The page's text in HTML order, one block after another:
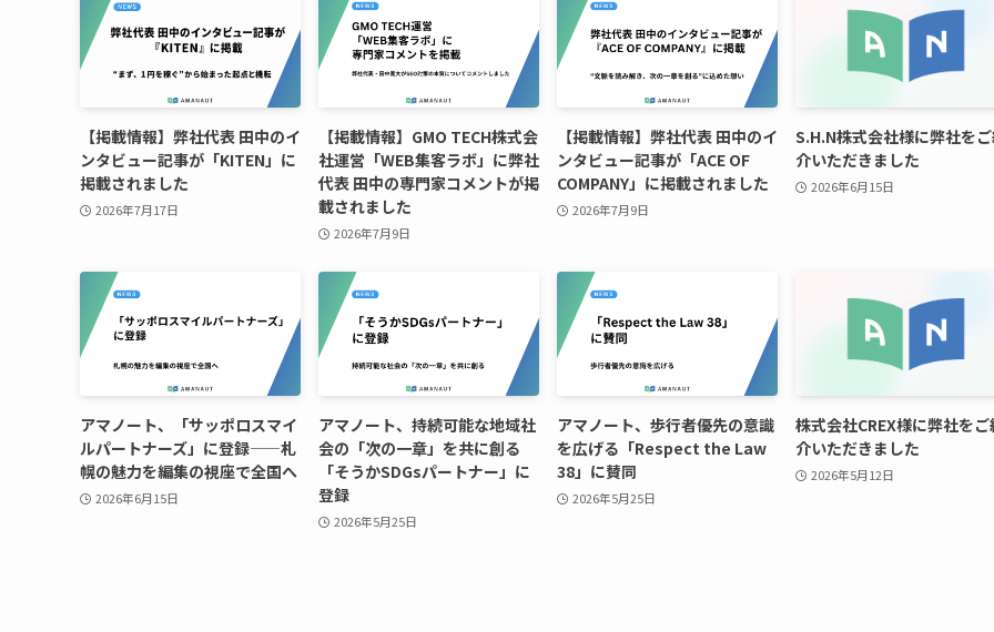
【掲載情報】弊社代表 田中のイ
ンタビュー記事が「KITEN」に
掲載されました
2026年7月17日
【掲載情報】GMO TECH株式会
社運営「WEB集客ラボ」に弊社
代表 田中の専門家コメントが掲
載されました
2026年7月9日
【掲載情報】弊社代表 田中のイ
ンタビュー記事が「ACE OF
COMPANY」に掲載されました
2026年7月9日
S.H.N株式会社様に弊社を
介いただきました
2026年6月15日
アマノート、「サッポロスマイ
ルパートナーズ」に登録——札
幌の魅力を編集の視座で全国へ
2026年6月15日
アマノート、持続可能な地域社
会の「次の一章」を共に創る
「そうかSDGsパートナー」に
登録
2026年5月25日
アマノート、歩行者優先の意識
を広げる「Respect the Law
38」に賛同
2026年5月25日
株式会社CREX様に弊社をご
介いただきました
2026年5月12日